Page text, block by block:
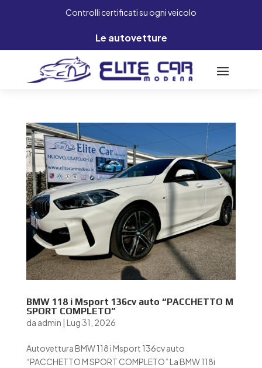
Controlli certificati su ogni veicolo
Le autovetture
BMW 118 i Msport 136cv auto “PACCHETTO M
SPORT COMPLETO”
da admin | Lug 31, 2026
Autovettura BMW 118 i Msport 136cv auto
“PACCHETTO M SPORT COMPLETO” La BMW 118i